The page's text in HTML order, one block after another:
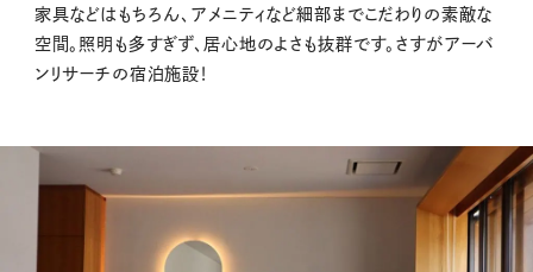
家具などはもちろん、アメニティなど細部までこだわりの素敵な
空間。照明も多すぎず、居心地のよさも抜群です。さすがアーバ
ンリサーチの宿泊施設！